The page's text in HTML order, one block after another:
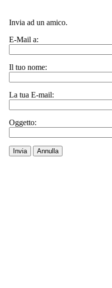
Invia ad un amico.
E-Mail a:
Il tuo nome:
La tua E-mail:
Oggetto:
Invia Annulla